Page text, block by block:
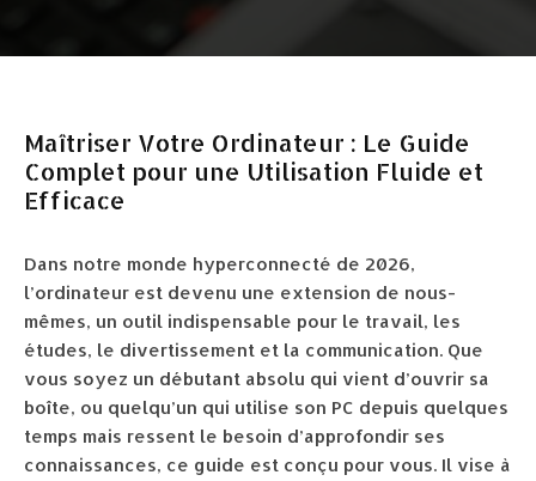
Maîtriser Votre Ordinateur : Le Guide
Complet pour une Utilisation Fluide et
Efficace
Dans notre monde hyperconnecté de 2026,
l’ordinateur est devenu une extension de nous-
mêmes, un outil indispensable pour le travail, les
études, le divertissement et la communication. Que
vous soyez un débutant absolu qui vient d’ouvrir sa
boîte, ou quelqu’un qui utilise son PC depuis quelques
temps mais ressent le besoin d’approfondir ses
connaissances, ce guide est conçu pour vous. Il vise à